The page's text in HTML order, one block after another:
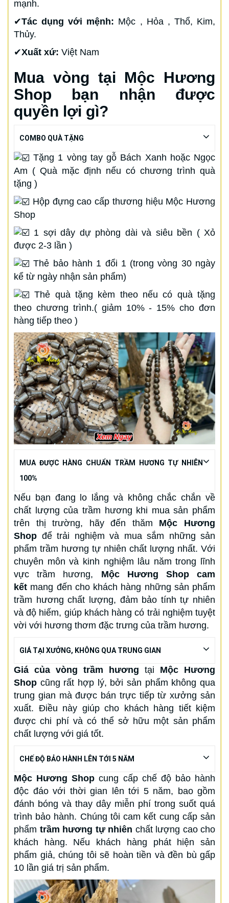
mạnh.
✔Tác dụng với mệnh: Mộc , Hỏa , Thổ, Kim,
Thủy.
✔Xuất xứ: Việt Nam
Mua vòng tại Mộc Hương
Shop bạn nhận được
quyền lợi gì?
COMBO QUÀ TẶNG
Tặng 1 vòng tay gỗ Bách Xanh hoặc Ngọc
Am ( Quà mặc định nếu có chương trình quà
tặng )
Hộp đựng cao cấp thương hiệu Mộc Hương
Shop
1 sợi dây dự phòng dài và siêu bền ( Xỏ
được 2-3 lần )
Thẻ bảo hành 1 đổi 1 (trong vòng 30 ngày
kể từ ngày nhận sản phẩm)
Thẻ quà tặng kèm theo nếu có quà tặng
theo chương trình.( giảm 10% - 15% cho đơn
hàng tiếp theo )
MUA ĐƯỢC HÀNG CHUẨN TRẦM HƯƠNG TỰ NHIÊN
100%
Nếu bạn đang lo lắng và không chắc chắn về
chất lượng của trầm hương khi mua sản phẩm
trên thị trường, hãy đến thăm Mộc Hương
Shop để trải nghiệm và mua sắm những sản
phẩm trầm hương tự nhiên chất lượng nhất. Với
chuyên môn và kinh nghiệm lâu năm trong lĩnh
vực trầm hương, Mộc Hương Shop cam
kết mang đến cho khách hàng những sản phẩm
trầm hương chất lượng, đảm bảo tính tự nhiên
và độ hiếm, giúp khách hàng có trải nghiệm tuyệt
vời với hương thơm đặc trưng của trầm hương.
GIÁ TẠI XƯỞNG, KHÔNG QUA TRUNG GIAN
Giá của vòng trầm hương tại Mộc Hương
Shop cũng rất hợp lý, bởi sản phẩm không qua
trung gian mà được bán trực tiếp từ xưởng sản
xuất. Điều này giúp cho khách hàng tiết kiệm
được chi phí và có thể sở hữu một sản phẩm
chất lượng với giá tốt.
CHẾ ĐỘ BẢO HÀNH LÊN TỚI 5 NĂM
Mộc Hương Shopcung cấp chế độ bảo hành
độc đáo với thời gian lên tới 5 năm, bao gồm
đánh bóng và thay dây miễn phí trong suốt quá
trình bảo hành. Chúng tôi cam kết cung cấp sản
phẩm trầm hương tự nhiên chất lượng cao cho
khách hàng. Nếu khách hàng phát hiện sản
phẩm giả, chúng tôi sẽ hoàn tiền và đền bù gấp
10 lần giá trị sản phẩm.